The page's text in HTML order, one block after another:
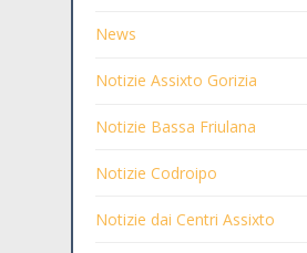
News
Notizie Assixto Gorizia
Notizie Bassa Friulana
Notizie Codroipo
Notizie dai Centri Assixto